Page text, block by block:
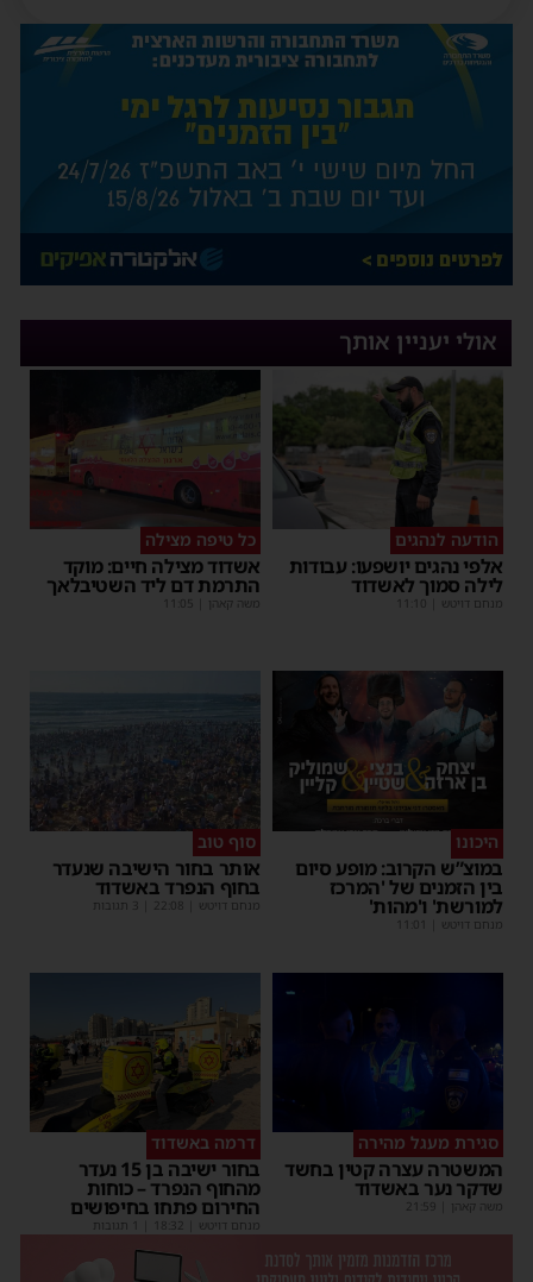
אולי יעניין אותך
הודעה לנהגים
אלפי נהגים יושפעו: עבודות
לילה סמוך לאשדוד
מנחם דויטש |
11:10
כל טיפה מצילה
אשדוד מצילה חיים: מוקד
התרמת דם ליד השטיבלאך
משה קאהן |
11:05
היכונו
במוצ”ש הקרוב: מופע סיום
בין הזמנים של 'המרכז
למורשת' ו'מהות'
מנחם דויטש |
11:01
סוף טוב
אותר בחור הישיבה שנעדר
בחוף הנפרד באשדוד
מנחם דויטש |
22:08 | 3 תגובות
סגירת מעגל מהירה
המשטרה עצרה קטין בחשד
שדקר נער באשדוד
משה קאהן |
21:59
דרמה באשדוד
בחור ישיבה בן 15 נעדר
מהחוף הנפרד – כוחות
החירום פתחו בחיפושים
מנחם דויטש |
18:32 | 1 תגובות